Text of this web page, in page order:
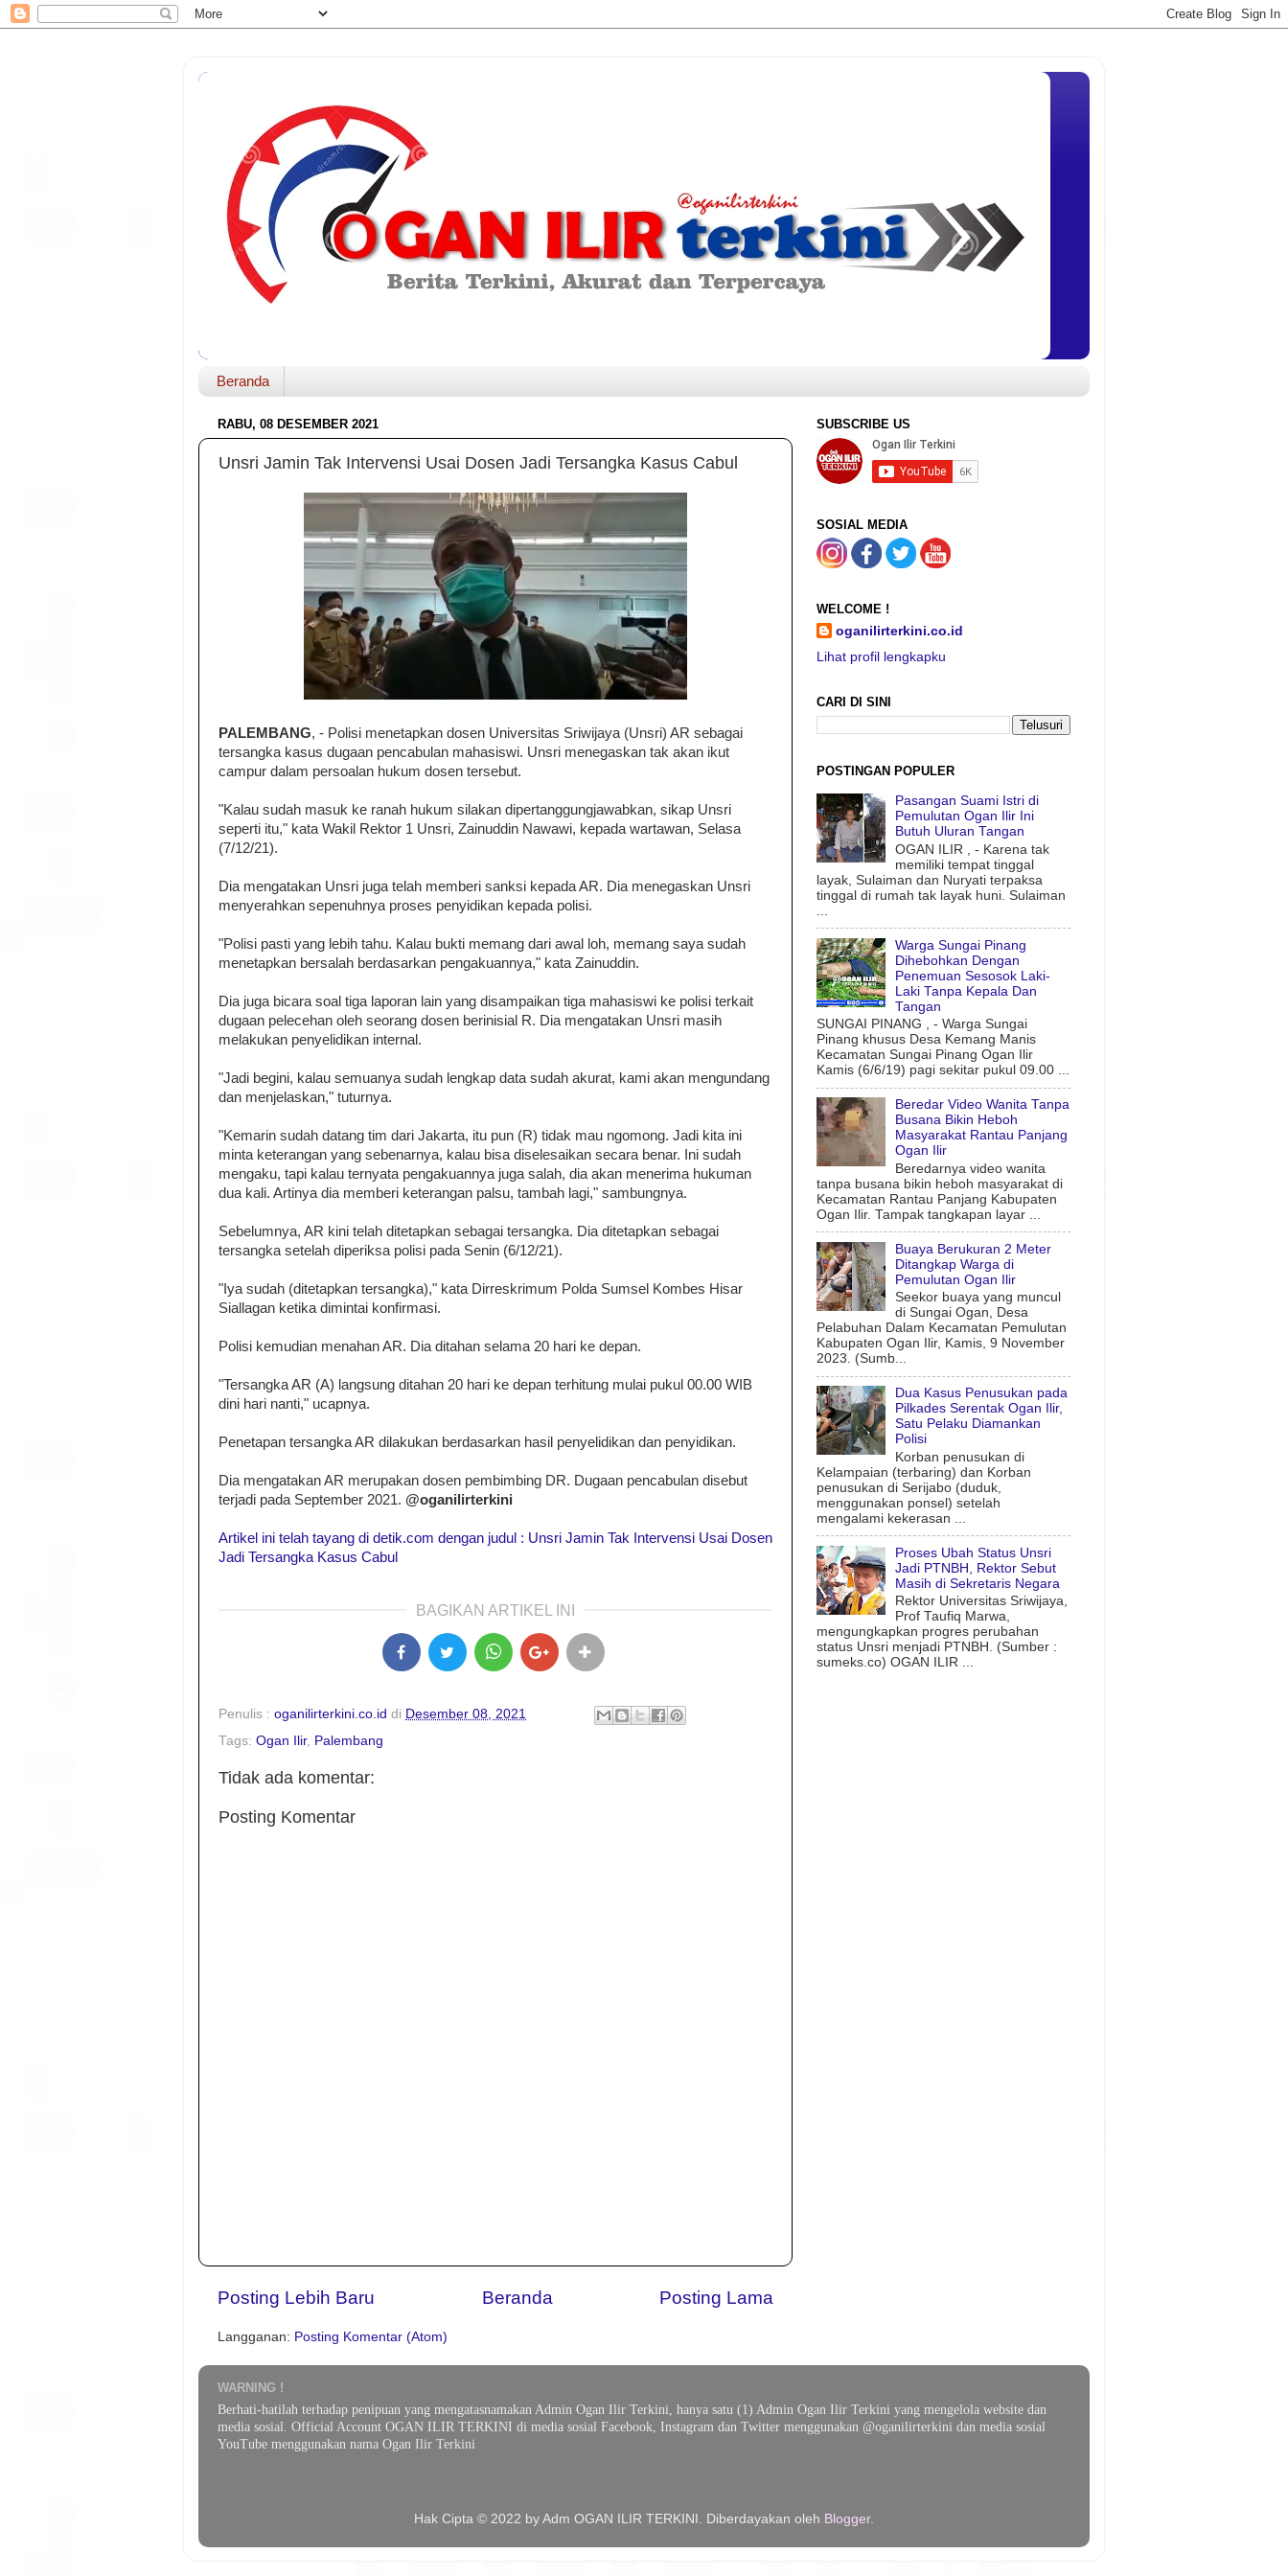
Beranda
RABU, 08 DESEMBER 2021
Unsri Jamin Tak Intervensi Usai Dosen Jadi Tersangka Kasus Cabul
PALEMBANG, - Polisi menetapkan dosen Universitas Sriwijaya (Unsri) AR sebagai
tersangka kasus dugaan pencabulan mahasiswi. Unsri menegaskan tak akan ikut
campur dalam persoalan hukum dosen tersebut.
"Kalau sudah masuk ke ranah hukum silakan dipertanggungjawabkan, sikap Unsri
seperti itu," kata Wakil Rektor 1 Unsri, Zainuddin Nawawi, kepada wartawan, Selasa
(7/12/21).
Dia mengatakan Unsri juga telah memberi sanksi kepada AR. Dia menegaskan Unsri
menyerahkan sepenuhnya proses penyidikan kepada polisi.
"Polisi pasti yang lebih tahu. Kalau bukti memang dari awal loh, memang saya sudah
menetapkan bersalah berdasarkan pengakuannya," kata Zainuddin.
Dia juga bicara soal tiga laporan lain yang disampaikan tiga mahasiswi ke polisi terkait
dugaan pelecehan oleh seorang dosen berinisial R. Dia mengatakan Unsri masih
melakukan penyelidikan internal.
"Jadi begini, kalau semuanya sudah lengkap data sudah akurat, kami akan mengundang
dan menjelaskan," tuturnya.
"Kemarin sudah datang tim dari Jakarta, itu pun (R) tidak mau ngomong. Jadi kita ini
minta keterangan yang sebenarnya, kalau bisa diselesaikan secara benar. Ini sudah
mengaku, tapi kalau ternyata pengakuannya juga salah, dia akan menerima hukuman
dua kali. Artinya dia memberi keterangan palsu, tambah lagi," sambungnya.
Sebelumnya, AR kini telah ditetapkan sebagai tersangka. Dia ditetapkan sebagai
tersangka setelah diperiksa polisi pada Senin (6/12/21).
"Iya sudah (ditetapkan tersangka)," kata Dirreskrimum Polda Sumsel Kombes Hisar
Siallagan ketika dimintai konfirmasi.
Polisi kemudian menahan AR. Dia ditahan selama 20 hari ke depan.
"Tersangka AR (A) langsung ditahan 20 hari ke depan terhitung mulai pukul 00.00 WIB
dini hari nanti," ucapnya.
Penetapan tersangka AR dilakukan berdasarkan hasil penyelidikan dan penyidikan.
Dia mengatakan AR merupakan dosen pembimbing DR. Dugaan pencabulan disebut
terjadi pada September 2021. @oganilirterkini
Artikel ini telah tayang di detik.com dengan judul : Unsri Jamin Tak Intervensi Usai Dosen
Jadi Tersangka Kasus Cabul
BAGIKAN ARTIKEL INI
Penulis : oganilirterkini.co.id di Desember 08, 2021
Tags: Ogan Ilir, Palembang
Tidak ada komentar:
Posting Komentar
Posting Lebih Baru Posting Lama
Beranda
Langganan: Posting Komentar (Atom)
SUBSCRIBE US
SOSIAL MEDIA
WELCOME !
oganilirterkini.co.id
Lihat profil lengkapku
CARI DI SINI
POSTINGAN POPULER
Pasangan Suami Istri di
Pemulutan Ogan Ilir Ini
Butuh Uluran Tangan
OGAN ILIR , - Karena tak
memiliki tempat tinggal
layak, Sulaiman dan Nuryati terpaksa
tinggal di rumah tak layak huni. Sulaiman
Warga Sungai Pinang
Dihebohkan Dengan
Penemuan Sesosok Laki-
Laki Tanpa Kepala Dan
Tangan
SUNGAI PINANG , - Warga Sungai
Pinang khusus Desa Kemang Manis
Kecamatan Sungai Pinang Ogan Ilir
Kamis (6/6/19) pagi sekitar pukul 09.00 ...
Beredar Video Wanita Tanpa
Busana Bikin Heboh
Masyarakat Rantau Panjang
Ogan Ilir
Beredarnya video wanita
tanpa busana bikin heboh masyarakat di
Kecamatan Rantau Panjang Kabupaten
Ogan Ilir. Tampak tangkapan layar ...
Buaya Berukuran 2 Meter
Ditangkap Warga di
Pemulutan Ogan Ilir
Seekor buaya yang muncul
di Sungai Ogan, Desa
Pelabuhan Dalam Kecamatan Pemulutan
Kabupaten Ogan Ilir, Kamis, 9 November
2023. (Sumb...
Dua Kasus Penusukan pada
Pilkades Serentak Ogan Ilir,
Satu Pelaku Diamankan
Polisi
Korban penusukan di
Kelampaian (terbaring) dan Korban
penusukan di Serijabo (duduk,
menggunakan ponsel) setelah
mengalami kekerasan ...
Proses Ubah Status Unsri
Jadi PTNBH, Rektor Sebut
Masih di Sekretaris Negara
Rektor Universitas Sriwijaya,
Prof Taufiq Marwa,
mengungkapkan progres perubahan
status Unsri menjadi PTNBH. (Sumber :
sumeks.co) OGAN ILIR ...
WARNING !
Berhati-hatilah terhadap penipuan yang mengatasnamakan Admin Ogan Ilir Terkini, hanya satu (1) Admin Ogan Ilir Terkini yang mengelola website dan
media sosial. Official Account OGAN ILIR TERKINI di media sosial Facebook, Instagram dan Twitter menggunakan @oganilirterkini dan media sosial
YouTube menggunakan nama Ogan Ilir Terkini
Hak Cipta © 2022 by Adm OGAN ILIR TERKINI. Diberdayakan oleh Blogger.